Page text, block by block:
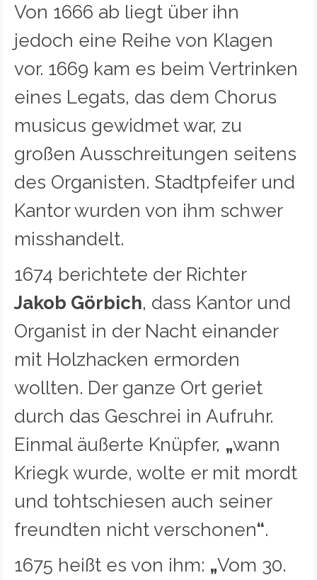
Von 1666 ab liegt über ihn
jedoch eine Reihe von Klagen
vor. 1669 kam es beim Vertrinken
eines Legats, das dem Chorus
musicus gewidmet war, zu
großen Ausschreitungen seitens
des Organisten. Stadtpfeifer und
Kantor wurden von ihm schwer
misshandelt.
1674 berichtete der Richter
Jakob Görbich, dass Kantor und
Organist in der Nacht einander
mit Holzhacken ermorden
wollten. Der ganze Ort geriet
durch das Geschrei in Aufruhr.
Einmal äußerte Knüpfer, „wann
Kriegk wurde, wolte er mit mordt
und tohtschiesen auch seiner
freundten nicht verschonen“.
1675 heißt es von ihm: „Vom 30.